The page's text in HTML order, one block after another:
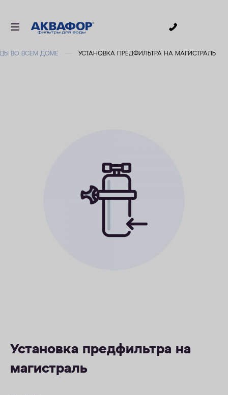
ВО ВСЕМ ДОМЕ УСТАНОВКА ПРЕДФИЛЬТРА НА МАГИСТРАЛЬ
Установка предфильтра на
магистраль